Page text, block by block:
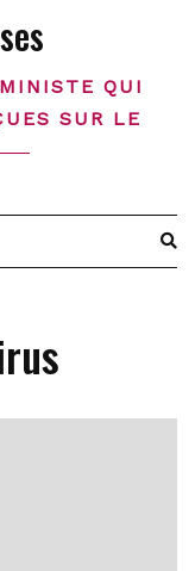
QUI
SUR LE